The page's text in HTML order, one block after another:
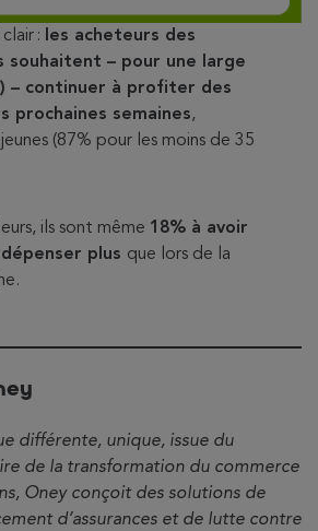
:
les acheteurs des
souhaitent – pour une large
– continuer à profiter des
prochaines semaines,
(87% pour les moins de 35
ils sont même 18% à avoir
plus que lors de la
différente, unique, issue du
de la transformation du commerce
Oney conçoit des solutions de
d’assurances et de lutte contre